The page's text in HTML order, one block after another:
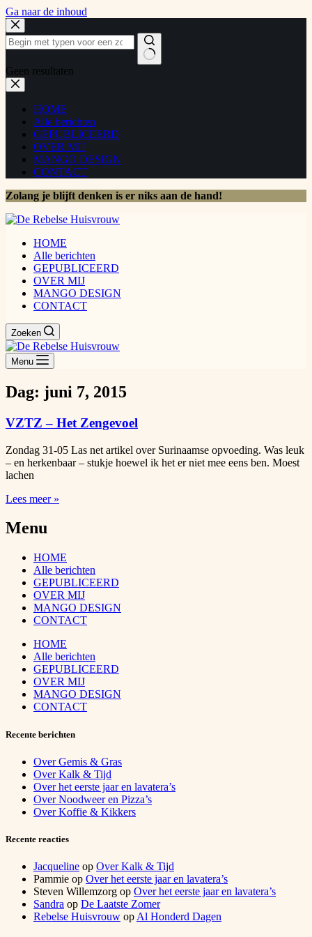
Ga naar de inhoud
Geen resultaten
HOME
Alle berichten
GEPUBLICEERD
OVER MIJ
MANGO DESIGN
CONTACT
Zolang je blijft denken is er niks aan de hand!
HOME
Alle berichten
GEPUBLICEERD
OVER MIJ
MANGO DESIGN
CONTACT
Zoeken
Menu
Dag: juni 7, 2015
VZTZ – Het Zengevoel
Zondag 31-05 Las net artikel over Surinaamse opvoeding. Was leuk
– en herkenbaar – stukje hoewel ik het er niet mee eens ben. Moest
lachen
Lees meer »
Menu
HOME
Alle berichten
GEPUBLICEERD
OVER MIJ
MANGO DESIGN
CONTACT
HOME
Alle berichten
GEPUBLICEERD
OVER MIJ
MANGO DESIGN
CONTACT
Recente berichten
Over Gemis & Gras
Over Kalk & Tijd
Over het eerste jaar en lavatera’s
Over Noodweer en Pizza’s
Over Koffie & Kikkers
Recente reacties
Jacqueline op Over Kalk & Tijd
Pammie op Over het eerste jaar en lavatera’s
Steven Willemzorg op Over het eerste jaar en lavatera’s
Sandra op De Laatste Zomer
Rebelse Huisvrouw op Al Honderd Dagen